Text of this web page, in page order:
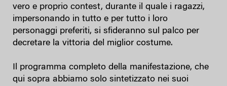
vero e proprio contest, durante il quale i ragazzi,
impersonando in tutto e per tutto i loro
personaggi preferiti, si sfideranno sul palco per
decretare la vittoria del miglior costume.
Il programma completo della manifestazione, che
qui sopra abbiamo solo sintetizzato nei suoi